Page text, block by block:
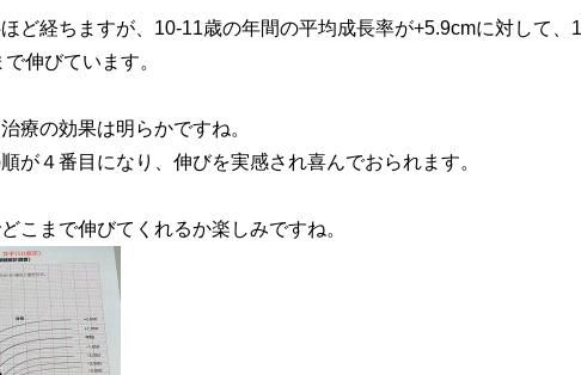
ど経ちますが、10-11歳の年間の平均成長率が+5.9cmに対して、
伸びています。
療の効果は明らかですね。
が４番目になり、伸びを実感され喜んでおられます。
こまで伸びてくれるか楽しみですね。